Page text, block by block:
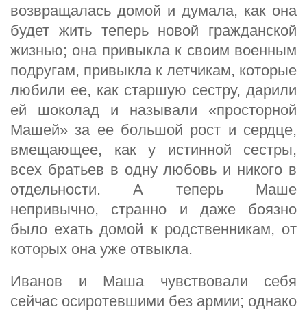
возвращалась домой и думала, как она
будет жить теперь новой гражданской
жизнью; она привыкла к своим военным
подругам, привыкла к летчикам, которые
любили ее, как старшую сестру, дарили
ей шоколад и называли «просторной
Машей» за ее большой рост и сердце,
вмещающее, как у истинной сестры,
всех братьев в одну любовь и никого в
отдельности. А теперь Маше
непривычно, странно и даже боязно
было ехать домой к родственникам, от
которых она уже отвыкла.
Иванов и Маша чувствовали себя
сейчас осиротевшими без армии; однако